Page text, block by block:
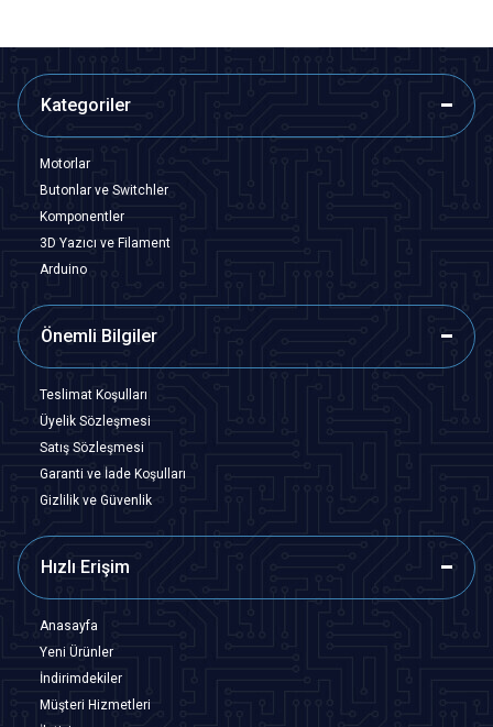
Kategoriler
Motorlar
Butonlar ve Switchler
Komponentler
3D Yazıcı ve Filament
Arduino
Önemli Bilgiler
Teslimat Koşulları
Üyelik Sözleşmesi
Satış Sözleşmesi
Garanti ve İade Koşulları
Gizlilik ve Güvenlik
Hızlı Erişim
Anasayfa
Yeni Ürünler
İndirimdekiler
Müşteri Hizmetleri